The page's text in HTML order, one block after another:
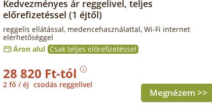
Kedvezményes ár reggelivel, teljes
előrefizetéssel (1 éjtől)
reggelis ellátással, medencehasználattal, Wi-Fi internet
elérhetőséggel
Áron alul Csak teljes előrefizetéssel
28 820 Ft-tól
2 fő / éj csodás reggelivel
Megnézem >>